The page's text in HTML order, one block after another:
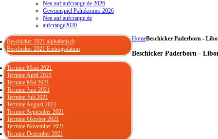
Neu auf aufcrange.de 2026
Gewinnspiel Palmkirmes 2026
Neu auf aufcrange.de
aufcrange2020
HomeBeschicker Paderborn -
Beschicker Paderborn -
Beschicker 2021 alphabetisch
Beschicker 2021 Eintragsdatum
Termine März 2021
Termine April 2021
Termine Mai 2021
Termine Juni 2021
Termine Juli 2021
Termine August 2021
Termine September 2021
Termine Oktober 2021
Termine November 2021
Termine Dezember 2021